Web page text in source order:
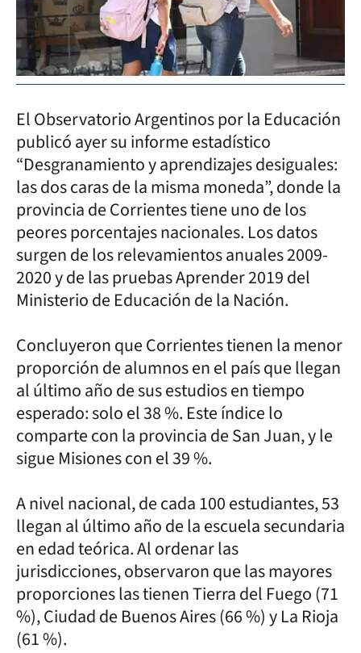
El Observatorio Argentinos por la Educación
publicó ayer su informe estadístico
“Desgranamiento y aprendizajes desiguales:
las dos caras de la misma moneda”, donde la
provincia de Corrientes tiene uno de los
peores porcentajes nacionales. Los datos
surgen de los relevamientos anuales 2009-
2020 y de las pruebas Aprender 2019 del
Ministerio de Educación de la Nación.
Concluyeron que Corrientes tienen la menor
proporción de alumnos en el país que llegan
al último año de sus estudios en tiempo
esperado: solo el 38 %. Este índice lo
comparte con la provincia de San Juan, y le
sigue Misiones con el 39 %.
A nivel nacional, de cada 100 estudiantes, 53
llegan al último año de la escuela secundaria
en edad teórica. Al ordenar las
jurisdicciones, observaron que las mayores
proporciones las tienen Tierra del Fuego (71
%), Ciudad de Buenos Aires (66 %) y La Rioja
(61 %).